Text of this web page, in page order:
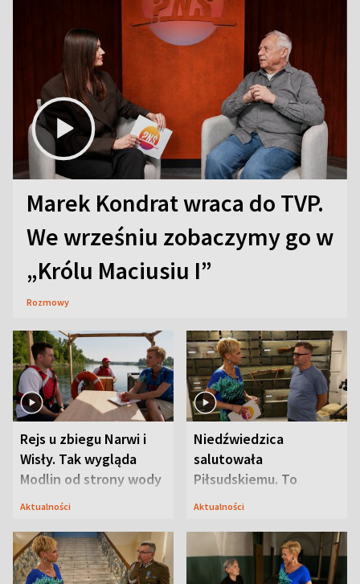
Marek Kondrat wraca do TVP.
We wrześniu zobaczymy go w
„Królu Maciusiu I”
Rozmowy
Rejs u zbiegu Narwi i
Wisły. Tak wygląda
Modlin od strony wody
Aktualności
Niedźwiedzica
salutowała
Piłsudskiemu. To
niejedyna tajemnica
Aktualności